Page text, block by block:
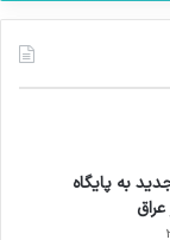
به پایگاه